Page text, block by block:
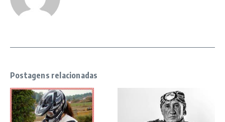
Postagens relacionadas